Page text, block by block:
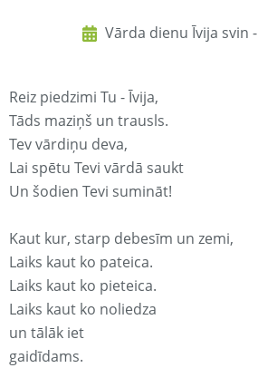
Vārda dienu Īvija svin -
Reiz piedzimi Tu - Īvija,
Tāds maziņš un trausls.
Tev vārdiņu deva,
Lai spētu Tevi vārdā saukt
Un šodien Tevi sumināt!
Kaut kur, starp debesīm un zemi,
Laiks kaut ko pateica.
Laiks kaut ko pieteica.
Laiks kaut ko noliedza
un tālāk iet
gaidīdams.